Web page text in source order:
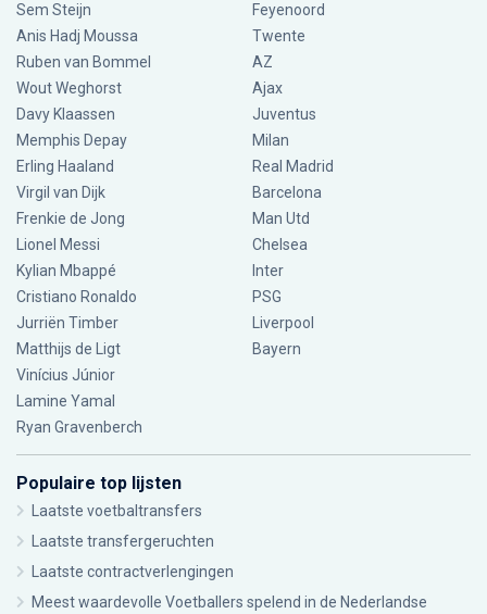
Sem Steijn
Anis Hadj Moussa
Ruben van Bommel
Wout Weghorst
Davy Klaassen
Memphis Depay
Erling Haaland
Virgil van Dijk
Frenkie de Jong
Lionel Messi
Kylian Mbappé
Cristiano Ronaldo
Jurriën Timber
Matthijs de Ligt
Vinícius Júnior
Lamine Yamal
Ryan Gravenberch
Feyenoord
Twente
AZ
Ajax
Juventus
Milan
Real Madrid
Barcelona
Man Utd
Chelsea
Inter
PSG
Liverpool
Bayern
Populaire top lijsten
Laatste voetbaltransfers
Laatste transfergeruchten
Laatste contractverlengingen
Meest waardevolle Voetballers spelend in de Nederlandse